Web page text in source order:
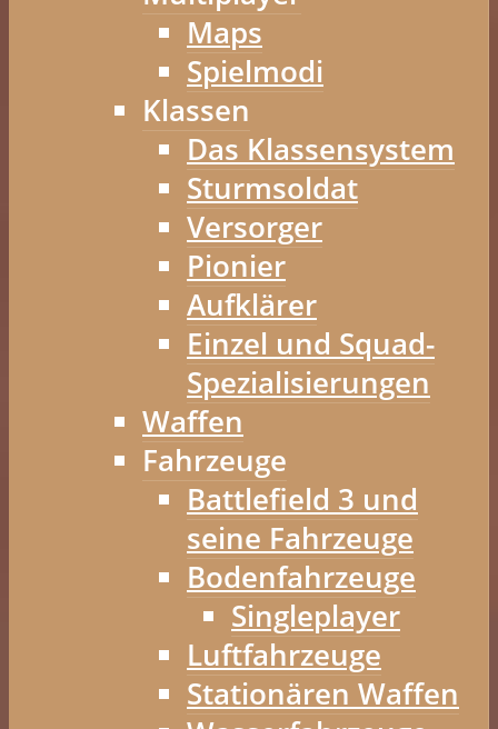
Maps
Spielmodi
Klassen
Das Klassensystem
Sturmsoldat
Versorger
Pionier
Aufklärer
Einzel und Squad-
Spezialisierungen
Waffen
Fahrzeuge
Battlefield 3 und
seine Fahrzeuge
Bodenfahrzeuge
Singleplayer
Luftfahrzeuge
Stationären Waffen